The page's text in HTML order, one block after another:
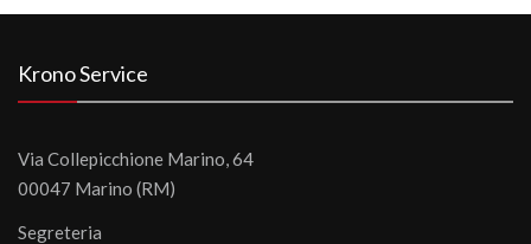
Krono Service
Via Collepicchione Marino, 64
00047 Marino (RM)
Segreteria